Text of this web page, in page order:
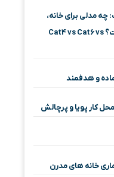
مدلی برای خانه،
شرکت و محیط‌های پرتراکم مناسب است؟ Cat4 vs Cat6 vs
و هدفمند
کار پویا و پرچالش